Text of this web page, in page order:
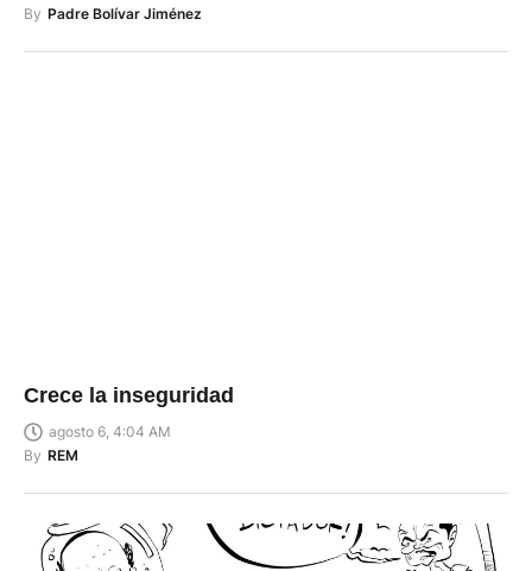
By Padre Bolívar Jiménez
Crece la inseguridad
agosto 6, 4:04 AM
By REM